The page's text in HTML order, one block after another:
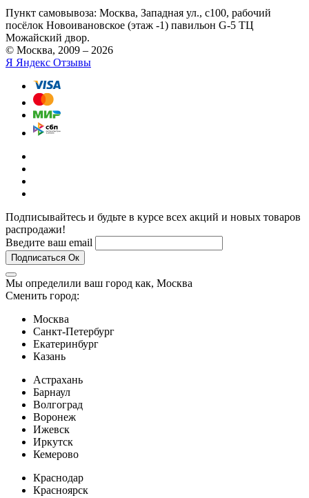
Пункт самовывоза: Москва, Западная ул., с100, рабочий
посёлок Новоивановское (этаж -1) павильон G-5 ТЦ
Можайский двор.
© Москва, 2009 – 2026
Я Яндекс Отзывы
Подписывайтесь и будьте в курсе всех акций и новых товаров
распродажи!
Введите ваш email
Подписаться Ок
Мы определили ваш город как, Москва
Сменить город:
Москва
Санкт-Петербург
Екатеринбург
Казань
Астрахань
Барнаул
Волгоград
Воронеж
Ижевск
Иркутск
Кемерово
Краснодар
Красноярск